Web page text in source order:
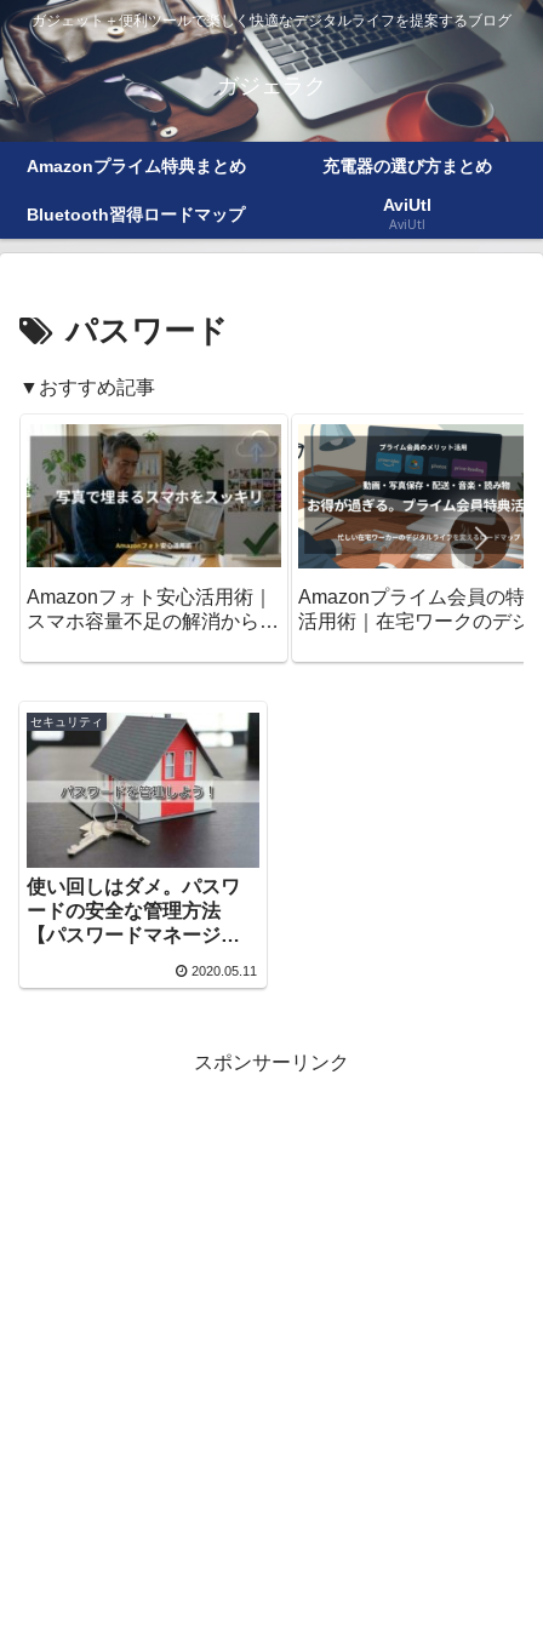
ガジェット＋便利ツールで楽しく快適なデジタルライフを提案するブログ
ガジェラク
Amazonプライム特典まとめ 充電器の選び方まとめ
Bluetooth習得ロードマップ AviUtl
AviUtl
パスワード
▼おすすめ記事
Amazonフォト安心活用術｜
スマホ容量不足の解消から削
Amazonプライム会員の特典
活用術｜在宅ワークのデジ
プ
セキュリティ
使い回しはダメ。パスワ
ードの安全な管理方法
【パスワードマネージャ
2020.05.11
スポンサーリンク